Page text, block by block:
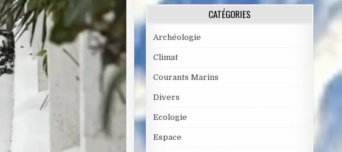
CATÉGORIES
Archéologie
Climat
Courants Marins
Divers
Ecologie
Espace